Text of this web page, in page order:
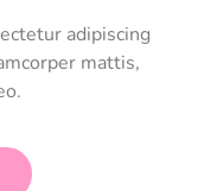
adipiscing
mattis,